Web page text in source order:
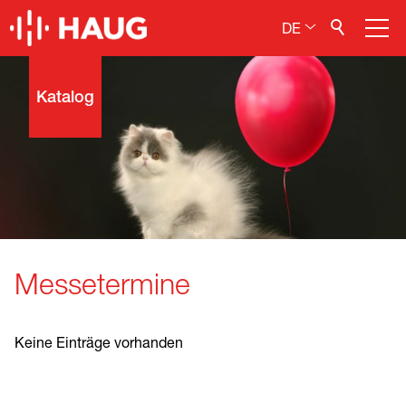
DE
Elektrostatik aufbringen
Elektrostatik messen
Service / Wartung / Reparaturen
Katalog
Messetermine
Keine Einträge vorhanden